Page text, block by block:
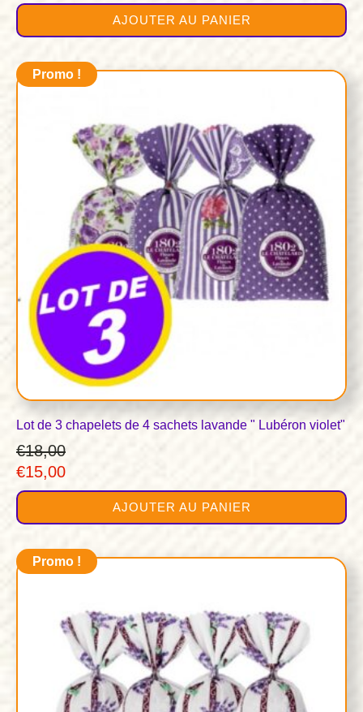
AJOUTER AU PANIER
Promo !
Lot de 3 chapelets de 4 sachets lavande " Lubéron violet"
€18,00
Le
prix
initial
€18,00.
€15,00Le
prix
€15,00.
AJOUTER AU PANIER
Promo !